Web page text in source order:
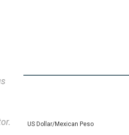
US Dollar/Mexican Peso